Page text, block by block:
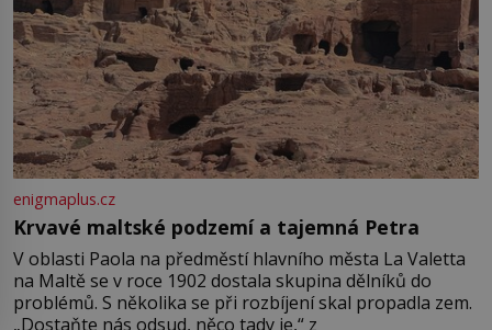
enigmaplus.cz
Krvavé maltské podzemí a tajemná Petra
V oblasti Paola na předměstí hlavního města La Valetta
na Maltě se v roce 1902 dostala skupina dělníků do
problémů. S několika se při rozbíjení skal propadla zem.
„Dostaňte nás odsud, něco tady je,“ z